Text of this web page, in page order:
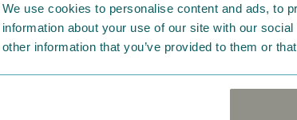
We use cookies to personalise content and ads, to
information about your use of our site with our
other information that you’ve provided to them or